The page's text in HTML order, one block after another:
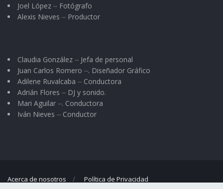
Joel López ⏤ Fotógrafo
Alexis Nieves ⏤ Productor
Claudia González ⏤ Jefa de personal
Juan Carlos Romero ⏤. Diseñador Gráfico
Adilene Ruvalcaba ⏤ Conductora
Adrián Flores ⏤ DJ y sonido.
Mari Aguilar ⏤. Conductora
Iván Nieves ⏤ Conductor
Acerca de nosotros Política de Privacidad